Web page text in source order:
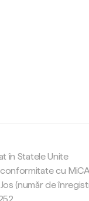
în Statele Unite
cu
(număr de